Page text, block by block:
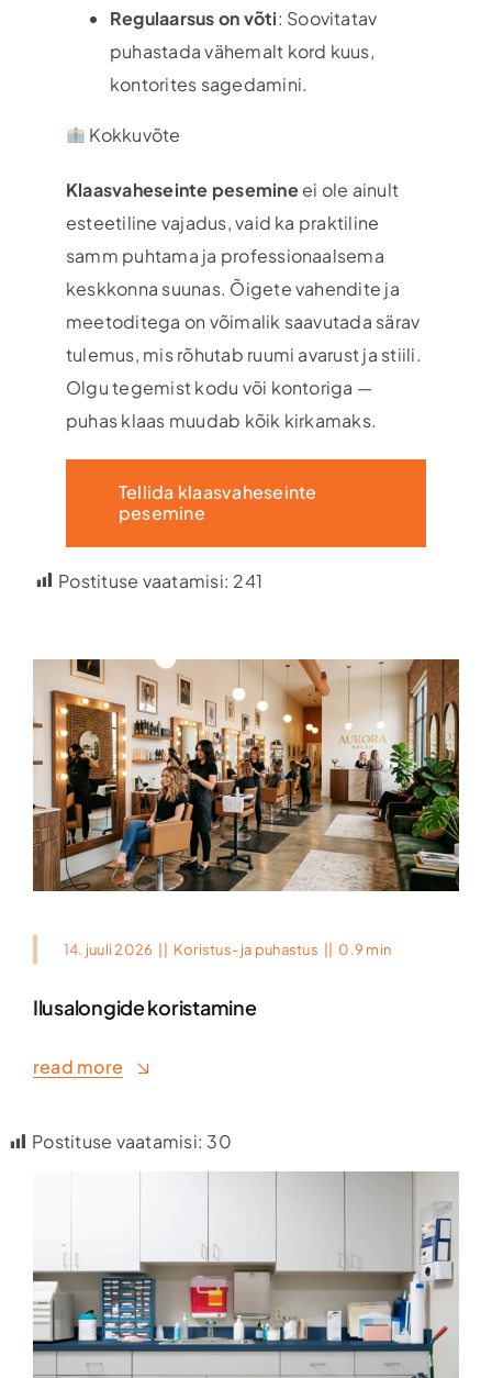
Regulaarsus on võti: Soovitatav
puhastada vähemalt kord kuus,
kontorites sagedamini.
Kokkuvõte
Klaasvaheseinte pesemineei ole ainult
esteetiline vajadus, vaid ka praktiline
samm puhtama ja professionaalsema
keskkonna suunas. Õigete vahendite ja
meetoditega on võimalik saavutada särav
tulemus, mis rõhutab ruumi avarust ja stiili.
Olgu tegemist kodu või kontoriga —
puhas klaas muudab kõik kirkamaks.
Tellida klaasvaheseinte
pesemine
Postituse vaatamisi: 241
14. juuli 2026 Koristus- ja puhastus 0.9 min
Ilusalongide koristamine
read more
Postituse vaatamisi: 30